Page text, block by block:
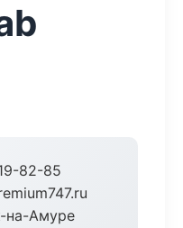
82-85
на-Амуре